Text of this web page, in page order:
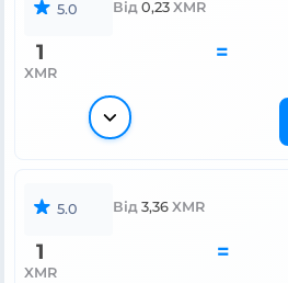
5.0 Від 0,23 XMR
1
XMR
=
5.0 Від 3,36 XMR
1
XMR
=